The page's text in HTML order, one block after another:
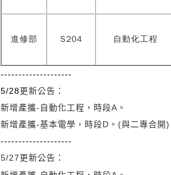
進修部 S204 自動化工程
--------------------
5/28更新公告：
新增產攜- 自動化工程 ，時段A。
新增產攜-基本電學 ，時段D。(與二專合開)
--------------------
5/27更新公告：